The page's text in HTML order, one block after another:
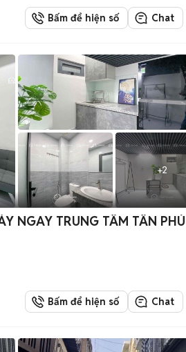
Bấm để hiện số Chat
+2
NGAY TRUNG TÂM TÂN PHÚ
Bấm để hiện số Chat